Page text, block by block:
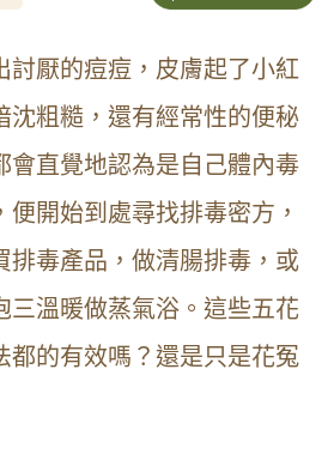
討厭的痘痘，皮膚起了小紅
沈粗糙，還有經常性的便秘
會直覺地認為是自己體內毒
便開始到處尋找排毒密方，
排毒產品，做清腸排毒，或
三溫暖做蒸氣浴。這些五花
都的有效嗎？還是只是花冤